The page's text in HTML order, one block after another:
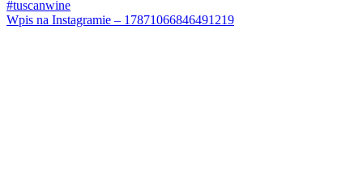
Wpis na Instagramie – 17871066846491219